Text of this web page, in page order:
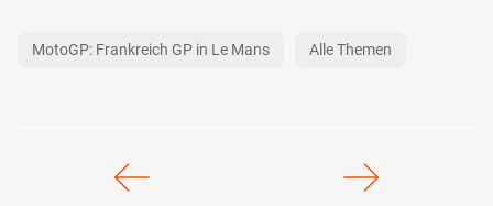
MotoGP: Frankreich GP in Le Mans Alle Themen